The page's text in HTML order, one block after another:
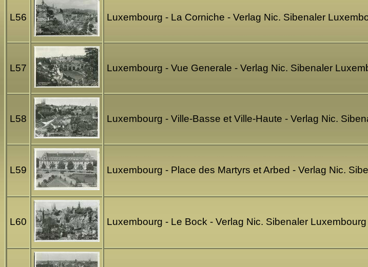
L56 Luxembourg - La Corniche - Verlag Nic. Sibenaler
L57 Luxembourg - Vue Generale - Verlag Nic. Sibenaler
L58 Luxembourg - Ville-Basse et Ville-Haute - Verlag Nic.
L59 Luxembourg - Place des Martyrs et Arbed - Verlag Nic.
L60 Luxembourg - Le Bock - Verlag Nic. Sibenaler